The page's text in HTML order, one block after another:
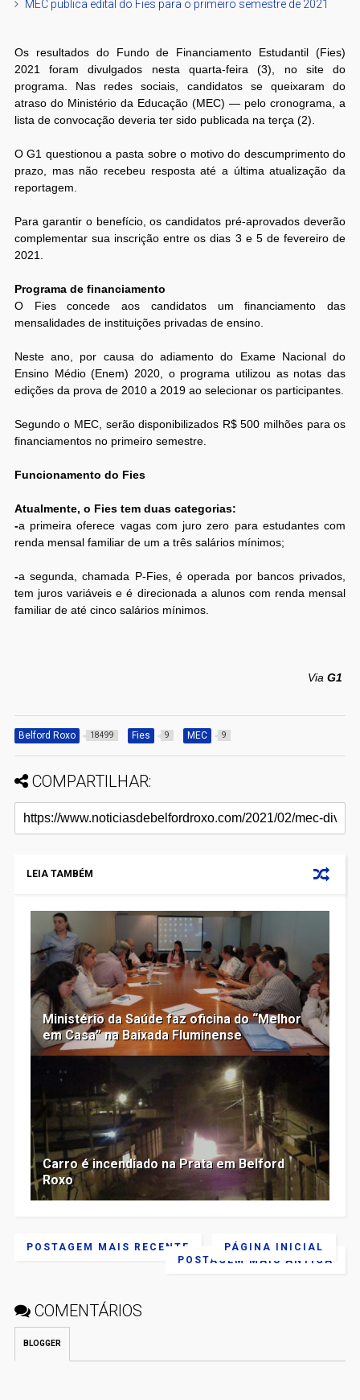
MEC publica edital do Fies para o primeiro semestre de 2021
Os resultados do Fundo de Financiamento Estudantil (Fies)
2021 foram divulgados nesta quarta-feira (3), no site do
programa. Nas redes sociais, candidatos se queixaram do
atraso do Ministério da Educação (MEC) — pelo cronograma, a
lista de convocação deveria ter sido publicada na terça (2).
O G1 questionou a pasta sobre o motivo do descumprimento do
prazo, mas não recebeu resposta até a última atualização da
reportagem.
Para garantir o benefício, os candidatos pré-aprovados deverão
complementar sua inscrição entre os dias 3 e 5 de fevereiro de
2021.
Programa de financiamento
O Fies concede aos candidatos um financiamento das
mensalidades de instituições privadas de ensino.
Neste ano, por causa do adiamento do Exame Nacional do
Ensino Médio (Enem) 2020, o programa utilizou as notas das
edições da prova de 2010 a 2019 ao selecionar os participantes.
Segundo o MEC, serão disponibilizados R$ 500 milhões para os
financiamentos no primeiro semestre.
Funcionamento do Fies
Atualmente, o Fies tem duas categorias:
-a primeira oferece vagas com juro zero para estudantes com
renda mensal familiar de um a três salários mínimos;
-a segunda, chamada P-Fies, é operada por bancos privados,
tem juros variáveis e é direcionada a alunos com renda mensal
familiar de até cinco salários mínimos.
ViaG1
Belford Roxo 18499 Fies 9 MEC 9
COMPARTILHAR:
LEIA TAMBÉM
Ministério da Saúde faz oficina do “Melhor
em Casa” na Baixada Fluminense
Carro é incendiado na Prata em Belford
Roxo
POSTAGEM MAIS RECENTE
POSTAGEM MAIS ANTIGA
PÁGINA INICIAL
COMENTÁRIOS
BLOGGER